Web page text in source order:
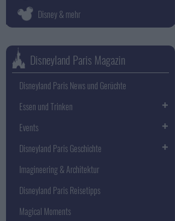
Disney & mehr
Disneyland Paris Magazin
Disneyland Paris News und Gerüchte
Essen und Trinken
Events
Disneyland Paris Geschichte
Imagineering & Architektur
Disneyland Paris Reisetipps
Magical Moments